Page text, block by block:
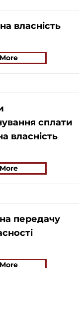
власність
сплати
власність
передачу